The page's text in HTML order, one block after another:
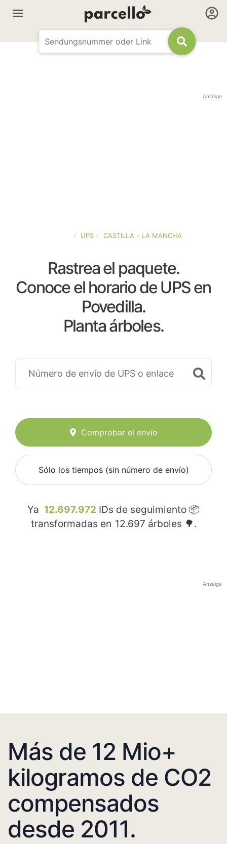
Anzeige
UPS CASTILLA - LA MANCHA
Rastrea el paquete.
Conoce el horario de UPS en
Povedilla.
Planta árboles.
Comprobar el envío
Sólo los tiempos (sin número de envío)
Ya 12.697.972 IDs de seguimiento 📦
transformadas en 12.697 árboles 🌳.
Anzeige
Más de 12 Mio+
kilogramos de CO2
compensados
desde 2011.